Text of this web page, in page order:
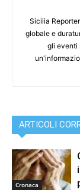
Sicilia
globale e
gli eventi
ARTICOLI
Cronaca